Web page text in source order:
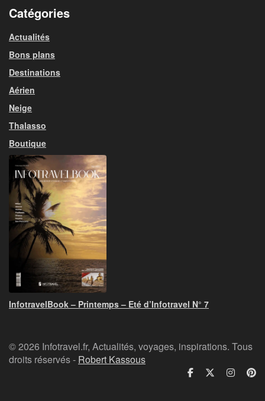
Catégories
Actualités
Bons plans
Destinations
Aérien
Neige
Thalasso
Boutique
InfotravelBook – Printemps – Eté d’Infotravel N° 7
© 2026 Infotravel.fr, Actualités, voyages, inspirations. Tous
droits réservés - Robert Kassous